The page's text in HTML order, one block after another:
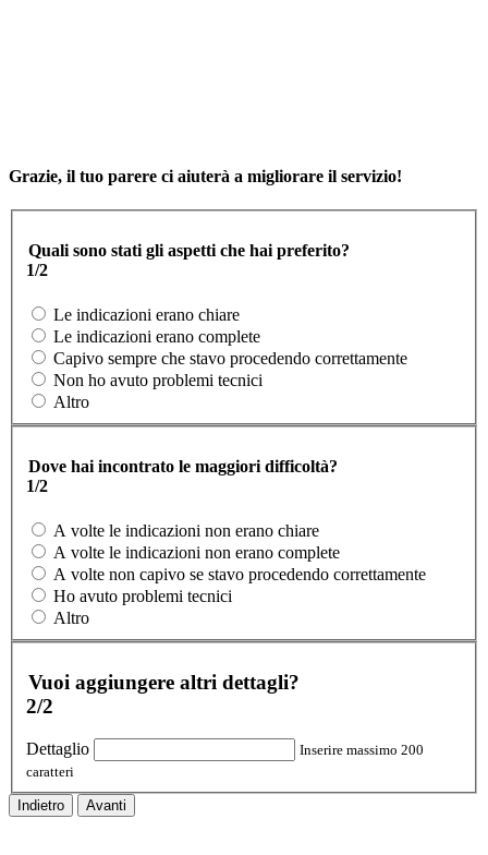
Grazie, il tuo parere ci aiuterà a migliorare il servizio!
Quali sono stati gli aspetti che hai preferito?
1/2
Le indicazioni erano chiare
Le indicazioni erano complete
Capivo sempre che stavo procedendo correttamente
Non ho avuto problemi tecnici
Altro
Dove hai incontrato le maggiori difficoltà?
1/2
A volte le indicazioni non erano chiare
A volte le indicazioni non erano complete
A volte non capivo se stavo procedendo correttamente
Ho avuto problemi tecnici
Altro
Vuoi aggiungere altri dettagli?
2/2
Dettaglio
Inserire massimo 200
caratteri
Indietro Avanti